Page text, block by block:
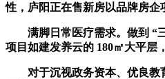
性，庐阳正在售新房以品牌房企
满脚日常医疗需求。做到 “三
项目如建发养云的 180㎡大平层
对于沉视政务资本、优良教育